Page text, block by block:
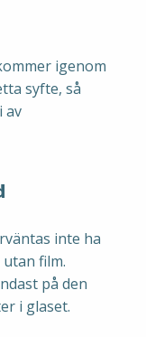
igenom
syfte, så
av
inte ha
film.
på den
i glaset.